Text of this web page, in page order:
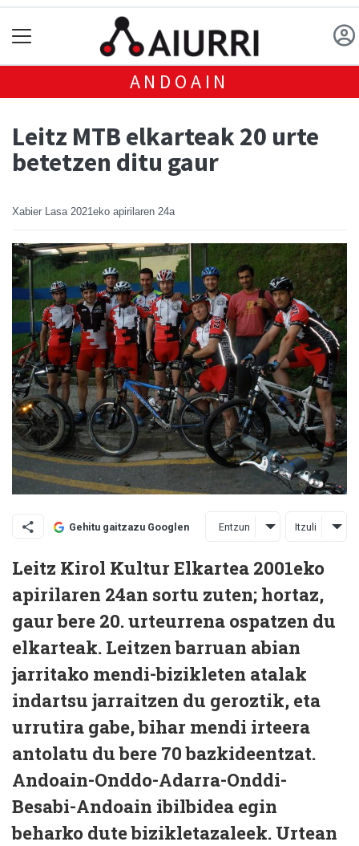
ANDOAIN
Leitz MTB elkarteak 20 urte
betetzen ditu gaur
Xabier Lasa 2021eko apirilaren 24a
Gehitu gaitzazu Googlen Entzun Itzuli
Leitz Kirol Kultur Elkartea 2001eko
apirilaren 24an sortu zuten; hortaz,
gaur bere 20. urteurrena ospatzen du
elkarteak. Leitzen barruan abian
jarritako mendi-bizikleten atalak
indartsu jarraitzen du geroztik, eta
urrutira gabe, bihar mendi irteera
antolatu du bere 70 bazkideentzat.
Andoain-Onddo-Adarra-Onddi-
Besabi-Andoain ibilbidea egin
beharko dute bizikletazaleek. Urtean